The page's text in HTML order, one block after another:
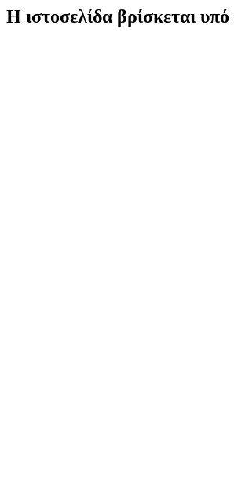
Η ιστοσελίδα βρίσκεται